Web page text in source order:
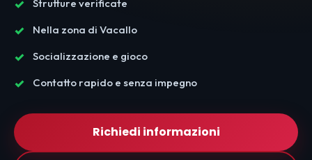
Strutture verificate
Nella zona di Vacallo
Socializzazione e gioco
Contatto rapido e senza impegno
Richiedi informazioni